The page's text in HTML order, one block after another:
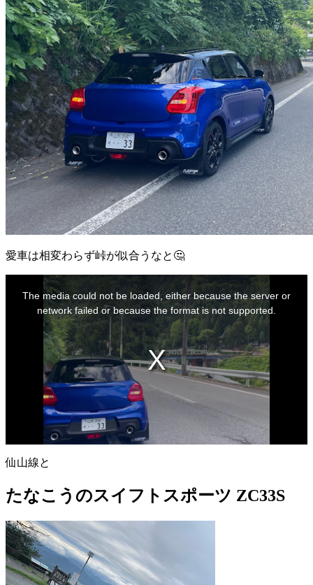
愛車は相変わらず峠が似合うなと🤔
The media could not be loaded, either because the server or
network failed or because the format is not supported.
仙山線と
たなこうのスイフトスポーツ ZC33S